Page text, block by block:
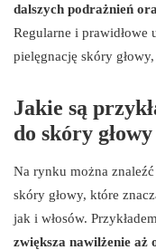
dalszych podrażnień
Regularne i prawidłowe
pielęgnację skóry
Jakie są
do skóry
Na rynku można
skóry głowy, które
jak i włosów.
zwiększa nawilżenie aż